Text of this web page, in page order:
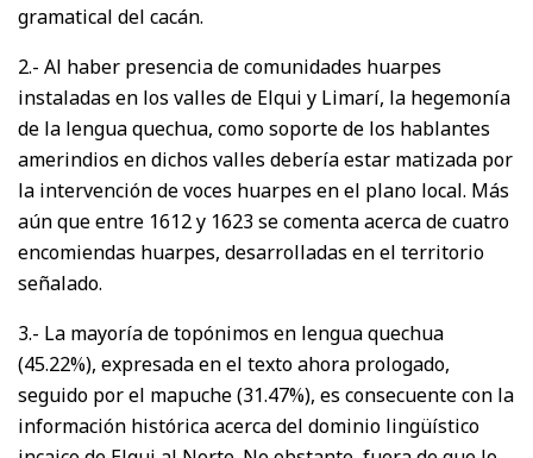
gramatical del cacán.
2.- Al haber presencia de comunidades huarpes
instaladas en los valles de Elqui y Limarí, la hegemonía
de la lengua quechua, como soporte de los hablantes
amerindios en dichos valles debería estar matizada por
la intervención de voces huarpes en el plano local. Más
aún que entre 1612 y 1623 se comenta acerca de cuatro
encomiendas huarpes, desarrolladas en el territorio
señalado.
3.- La mayoría de topónimos en lengua quechua
(45.22%), expresada en el texto ahora prologado,
seguido por el mapuche (31.47%), es consecuente con la
información histórica acerca del dominio lingüístico